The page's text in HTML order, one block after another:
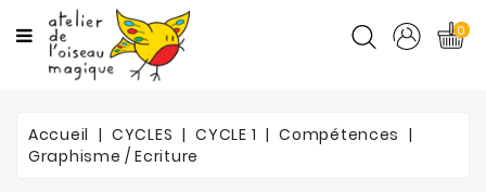
CATÉGORIES
MATIÈRES
0
Accueil CYCLES CYCLE 1
Compétences
Graphisme / Ecriture